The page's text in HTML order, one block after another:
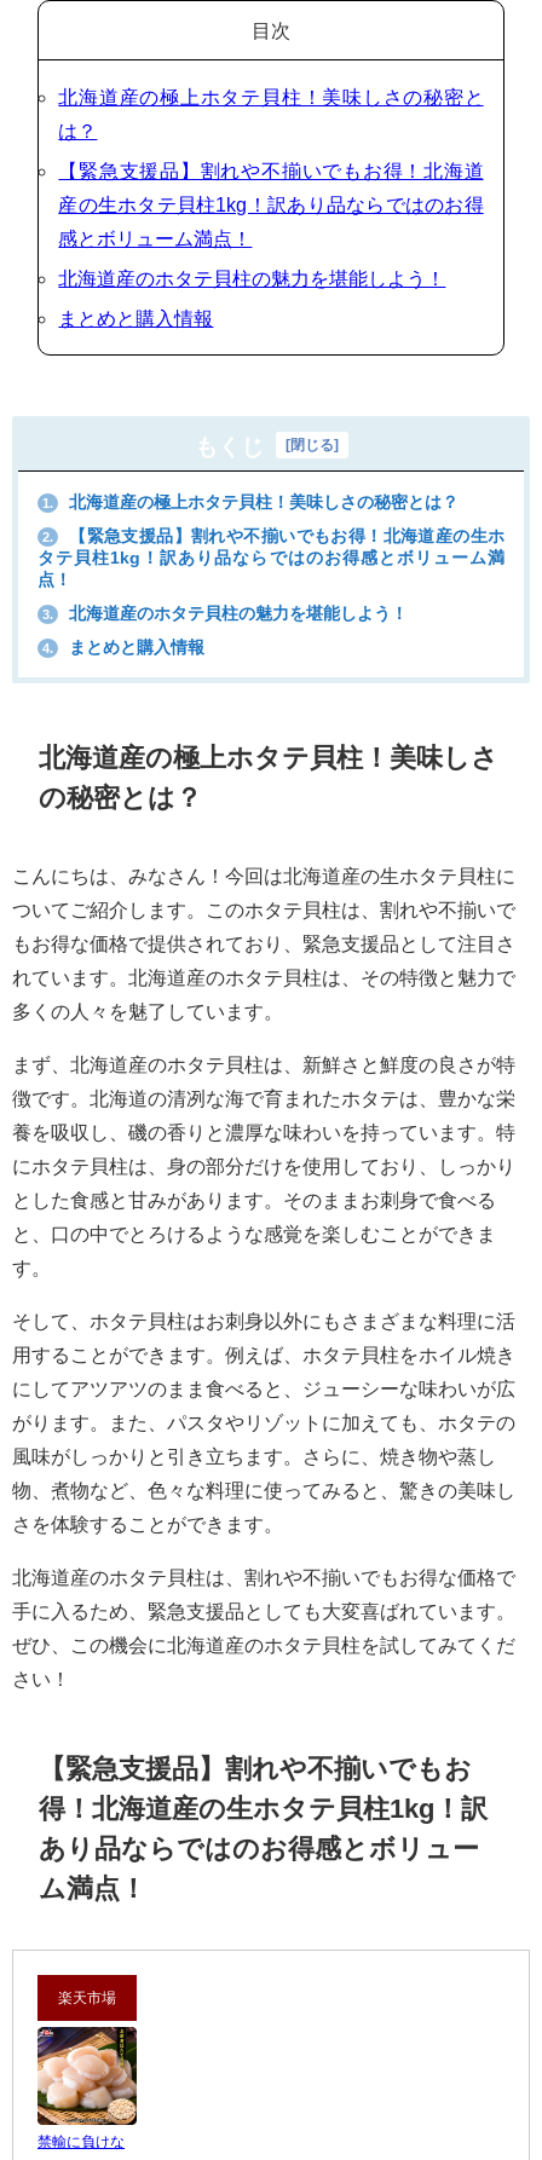
目次
北海道産の極上ホタテ貝柱！美味しさの秘密と
は？
【緊急支援品】割れや不揃いでもお得！北海道
産の生ホタテ貝柱1kg！訳あり品ならではのお得
感とボリューム満点！
北海道産のホタテ貝柱の魅力を堪能しよう！
まとめと購入情報
もくじ [閉じる]
1. 北海道産の極上ホタテ貝柱！美味しさの秘密とは？
2.
【緊急支援品】割れや不揃いでもお得！北海道産の生ホ
タテ貝柱1kg！訳あり品ならではのお得感とボリューム満
点！
3. 北海道産のホタテ貝柱の魅力を堪能しよう！
4. まとめと購入情報
北海道産の極上ホタテ貝柱！美味しさ
の秘密とは？
こんにちは、みなさん！今回は北海道産の生ホタテ貝柱に
ついてご紹介します。このホタテ貝柱は、割れや不揃いで
もお得な価格で提供されており、緊急支援品として注目さ
れています。北海道産のホタテ貝柱は、その特徴と魅力で
多くの人々を魅了しています。
まず、北海道産のホタテ貝柱は、新鮮さと鮮度の良さが特
徴です。北海道の清冽な海で育まれたホタテは、豊かな栄
養を吸収し、磯の香りと濃厚な味わいを持っています。特
にホタテ貝柱は、身の部分だけを使用しており、しっかり
とした食感と甘みがあります。そのままお刺身で食べる
と、口の中でとろけるような感覚を楽しむことができま
す。
そして、ホタテ貝柱はお刺身以外にもさまざまな料理に活
用することができます。例えば、ホタテ貝柱をホイル焼き
にしてアツアツのまま食べると、ジューシーな味わいが広
がります。また、パスタやリゾットに加えても、ホタテの
風味がしっかりと引き立ちます。さらに、焼き物や蒸し
物、煮物など、色々な料理に使ってみると、驚きの美味し
さを体験することができます。
北海道産のホタテ貝柱は、割れや不揃いでもお得な価格で
手に入るため、緊急支援品としても大変喜ばれています。
ぜひ、この機会に北海道産のホタテ貝柱を試してみてくだ
さい！
【緊急支援品】割れや不揃いでもお
得！北海道産の生ホタテ貝柱1kg！訳
あり品ならではのお得感とボリュー
ム満点！
楽天市場
禁輸に負けな